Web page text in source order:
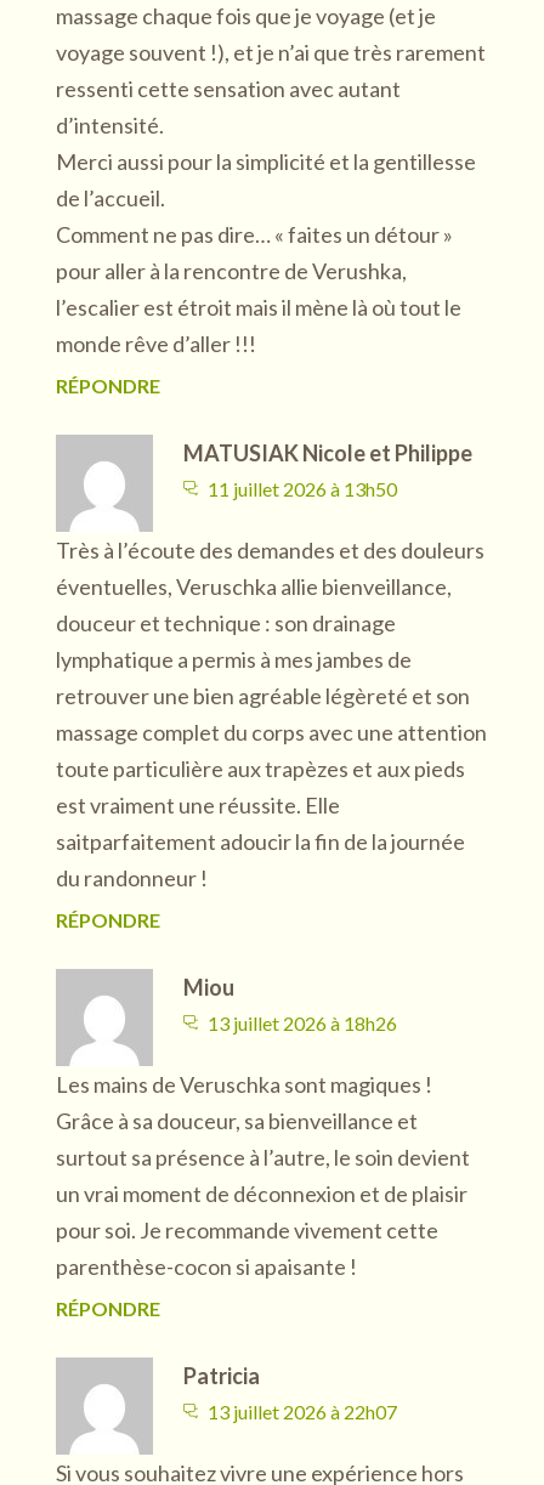
massage chaque fois que je voyage (et je
voyage souvent !), et je n’ai que très rarement
ressenti cette sensation avec autant
d’intensité.
Merci aussi pour la simplicité et la gentillesse
de l’accueil.
Comment ne pas dire… « faites un détour »
pour aller à la rencontre de Verushka,
l’escalier est étroit mais il mène là où tout le
monde rêve d’aller !!!
RÉPONDRE
MATUSIAK Nicole et Philippe
11 juillet 2026 à 13h50
Très à l’écoute des demandes et des douleurs
éventuelles, Veruschka allie bienveillance,
douceur et technique : son drainage
lymphatique a permis à mes jambes de
retrouver une bien agréable légèreté et son
massage complet du corps avec une attention
toute particulière aux trapèzes et aux pieds
est vraiment une réussite. Elle
saitparfaitement adoucir la fin de la journée
du randonneur !
RÉPONDRE
Miou
13 juillet 2026 à 18h26
Les mains de Veruschka sont magiques !
Grâce à sa douceur, sa bienveillance et
surtout sa présence à l’autre, le soin devient
un vrai moment de déconnexion et de plaisir
pour soi. Je recommande vivement cette
parenthèse-cocon si apaisante !
RÉPONDRE
Patricia
13 juillet 2026 à 22h07
Si vous souhaitez vivre une expérience hors